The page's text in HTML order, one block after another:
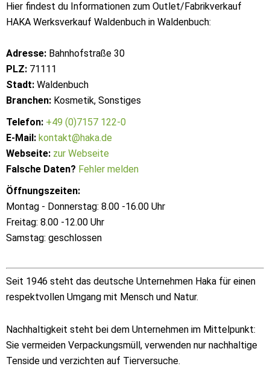
Hier findest du Informationen zum Outlet/Fabrikverkauf
HAKA Werksverkauf Waldenbuch in Waldenbuch:
Adresse: Bahnhofstraße 30
PLZ: 71111
Stadt: Waldenbuch
Branchen: Kosmetik, Sonstiges
Telefon: +49 (0)7157 122-0
E-Mail: kontakt@haka.de
Webseite: zur Webseite
Falsche Daten? Fehler melden
Öffnungszeiten:
Montag - Donnerstag: 8.00 -16.00 Uhr
Freitag: 8.00 -12.00 Uhr
Samstag: geschlossen
Seit 1946 steht das deutsche Unternehmen Haka für einen
respektvollen Umgang mit Mensch und Natur.
Nachhaltigkeit steht bei dem Unternehmen im Mittelpunkt:
Sie vermeiden Verpackungsmüll, verwenden nur nachhaltige
Tenside und verzichten auf Tierversuche.